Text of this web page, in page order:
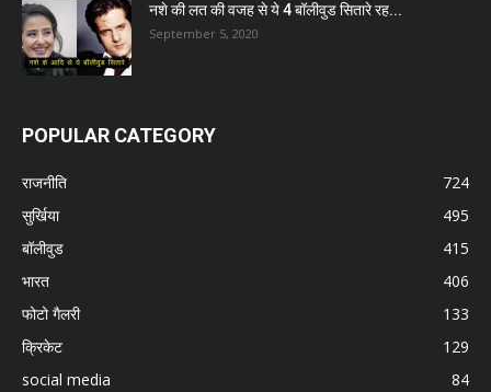
नशे की लत की वजह से ये 4 बॉलीवुड सितारे रह...
September 5, 2020
POPULAR CATEGORY
राजनीति
724
सुर्खिया
495
बॉलीवुड
415
भारत
406
फोटो गैलरी
133
क्रिकेट
129
social media
84